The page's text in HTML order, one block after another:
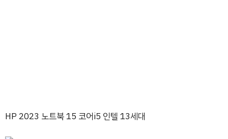
HP 2023 노트북 15 코어i5 인텔 13세대